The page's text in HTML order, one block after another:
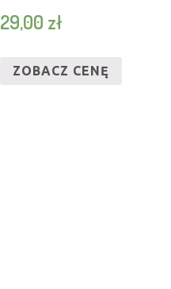
29,00 zł
ZOBACZ CENĘ